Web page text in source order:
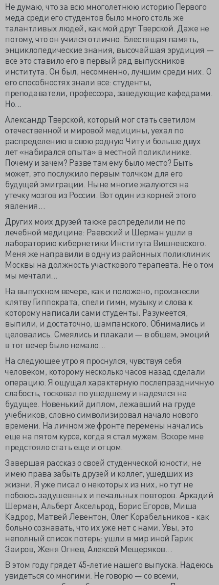
Не думаю, что за всю многолетнюю историю Первого
меда среди его студентов было много столь же
талантливых людей, как мой друг Тверской. Даже не
потому, что он учился отлично. Блестящая память,
энциклопедические знания, высочайшая эрудиция —
все это ставило его в первый ряд выпускников
института. Он был, несомненно, лучшим среди них. О
его способностях знали все: студенты,
преподаватели, профессора, заведующие кафедрами.
Но...
Александр Тверской, который мог стать светилом
отечественной и мировой медицины, уехал по
распределению в свою родную Читу и больше двух
лет «набирался опыта» в местной поликлинике.
Почему и зачем? Разве там ему было место? Быть
может, это послужило первым толчком для его
будущей эмиграции. Ныне многие жалуются на
утечку мозгов из России. Вот один из корней этого
явления…
Других моих друзей также распределили не по
лечебной медицине: Раевский и Шерман ушли в
лабораторию кибернетики Института Вишневского.
Меня же направили в одну из районных поликлиник
Москвы на должность участкового терапевта. Не о том
мы мечтали...
На выпускном вечере, как и положено, произнесли
клятву Гиппократа, спели гимн, музыку и слова к
которому написали сами студенты. Разумеется,
выпили, и достаточно, шампанского. Обнимались и
целовались. Смеялись и плакали — в общем, эмоций
в тот вечер было немало…
На следующее утро я проснулся, чувствуя себя
человеком, которому несколько часов назад сделали
операцию. Я ощущал характерную послепраздничную
слабость, тосковал по ушедшему и надеялся на
будущее. Новенький диплом, лежавший на груде
учебников, словно символизировал начало нового
времени. На личном же фронте перемены начались
еще на пятом курсе, когда я стал мужем. Вскоре мне
предстояло стать еще и отцом.
Завершая рассказ о своей студенческой юности, не
имею права забыть друзей и коллег, ушедших из
жизни. Я уже писал о некоторых из них, но тут не
побоюсь задушевных и печальных повторов. Аркадий
Шерман, Альберт Аксельрод, Борис Егоров, Миша
Кадрор, Матвей Левентон, Олег Корабельников - как
больно сознавать, что их уже нет с нами. Увы, это
неполный список потерь: ушли в мир иной Гарик
Заиров, Женя Огнев, Алексей Мещеряков…
В этом году грядет 45-летие нашего выпуска. Надеюсь
увидеться со многими. Не говорю — со всеми,